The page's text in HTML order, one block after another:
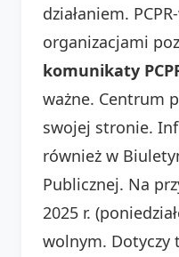
działaniem.
organizacjami
komunikaty
ważne. Centrum
swojej stronie.
również w
Publicznej. Na
2025 r.
wolnym. Dotyczy